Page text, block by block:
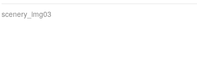
scenery_img03